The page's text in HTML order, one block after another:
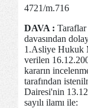
4721/m.716
DAVA :
davasından
1.Asliye Hukuk
verilen
kararın
tarafından
Dairesi'nin
sayılı ilamı ile: